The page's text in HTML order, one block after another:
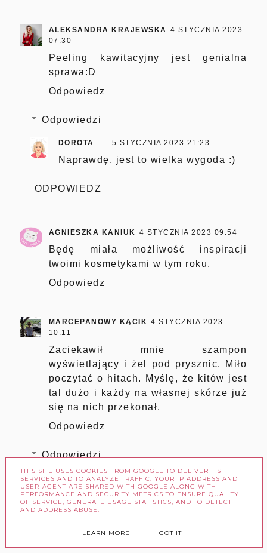
ALEKSANDRA KRAJEWSKA
4 STYCZNIA 2023
07:30
Peeling kawitacyjny jest genialna
sprawa:D
Odpowiedz
Odpowiedzi
DOROTA 5 STYCZNIA 2023 21:23
Naprawdę, jest to wielka wygoda :)
ODPOWIEDZ
AGNIESZKA KANIUK 4 STYCZNIA 2023 09:54
Będę miała możliwość inspiracji
twoimi kosmetykami w tym roku.
Odpowiedz
MARCEPANOWY KĄCIK 4 STYCZNIA 2023
10:11
Zaciekawił mnie szampon
wyświetlający i żel pod prysznic. Miło
poczytać o hitach. Myślę, że kitów jest
tal dużo i każdy na własnej skórze już
się na nich przekonał.
Odpowiedz
Odpowiedzi
DOROTA 4 STYCZNIA 2023 11:37
Jak ktoś na taki trafił, to warto się
dowiedzieć. Myślę, że to są jednak
źle dopasowane kosmetyki i komuś
innemu mogą służyć ;)
THIS SITE USES COOKIES FROM GOOGLE TO DELIVER ITS
SERVICES AND TO ANALYZE TRAFFIC. YOUR IP ADDRESS AND
USER-AGENT ARE SHARED WITH GOOGLE ALONG WITH
PERFORMANCE AND SECURITY METRICS TO ENSURE QUALITY
OF SERVICE, GENERATE USAGE STATISTICS, AND TO DETECT
AND ADDRESS ABUSE.
LEARN MORE GOT IT